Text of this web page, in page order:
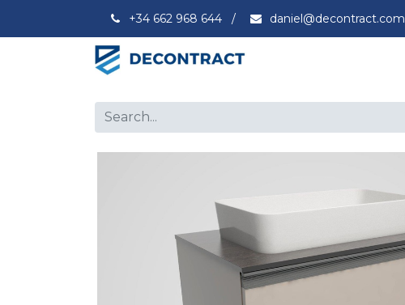
+34 662 968 644 / daniel@decontract.com